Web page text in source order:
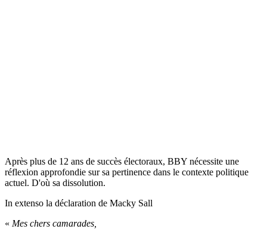
Après plus de 12 ans de succès électoraux, BBY nécessite une
réflexion approfondie sur sa pertinence dans le contexte politique
actuel. D'où sa dissolution.
In extenso la déclaration de Macky Sall
« Mes chers camarades,